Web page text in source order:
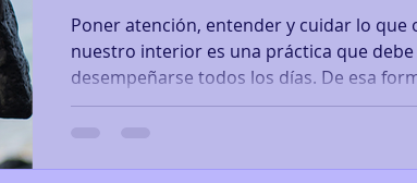
Poner atención, entender y cuidar lo que
nuestro interior es una práctica que debe
desempeñarse todos los días. De esa